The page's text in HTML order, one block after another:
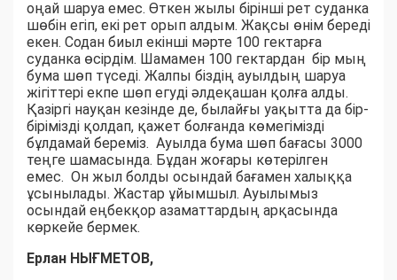
оңай шаруа емес. Өткен жылы бірінші рет суданка
шөбін егіп, екі рет орып алдым. Жақсы өнім береді
екен. Содан биыл екінші мәрте 100 гектарға
суданка өсірдім. Шамамен 100 гектардан бір мың
бума шөп түседі. Жалпы біздің ауылдың шаруа
жігіттері екпе шөп егуді әлдеқашан қолға алды.
Қазіргі науқан кезінде де, былайғы уақытта да бір-
бірімізді қолдап, қажет болғанда көмегімізді
бұлдамай береміз. Ауылда бума шөп бағасы 3000
теңге шамасында. Бұдан жоғары көтерілген
емес. Он жыл болды осындай бағамен халыққа
ұсынылады. Жастар ұйымшыл. Ауылымыз
осындай еңбекқор азаматтардың арқасында
көркейе бермек.
Ерлан НЫҒМЕТОВ,